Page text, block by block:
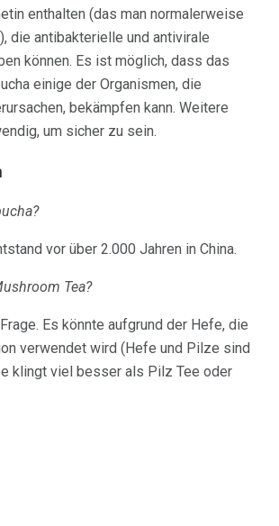
enthalten (das man normalerweise
die antibakterielle und antivirale
können. Es ist möglich, dass das
einige der Organismen, die
bekämpfen kann. Weitere
um sicher zu sein.
vor über 2.000 Jahren in China.
Tea?
Es könnte aufgrund der Hefe, die
verwendet wird (Hefe und Pilze sind
klingt viel besser als Pilz Tee oder